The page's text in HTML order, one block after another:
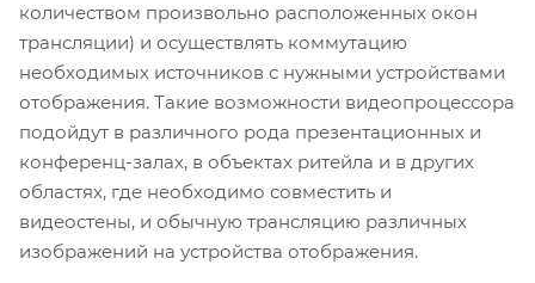
количеством произвольно расположенных окон
трансляции) и осуществлять коммутацию
необходимых источников с нужными устройствами
отображения. Такие возможности видеопроцессора
подойдут в различного рода презентационных и
конференц-залах, в объектах ритейла и в других
областях, где необходимо совместить и
видеостены, и обычную трансляцию различных
изображений на устройства отображения.